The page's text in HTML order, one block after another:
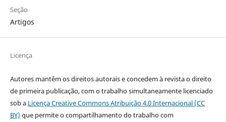
Seção
Artigos
Licença
Autores mantêm os direitos autorais e concedem à revista o direito
de primeira publicação, com o trabalho simultaneamente licenciado
sob a Licença Creative Commons Atribuição 4.0 Internacional (CC
BY) que permite o compartilhamento do trabalho com